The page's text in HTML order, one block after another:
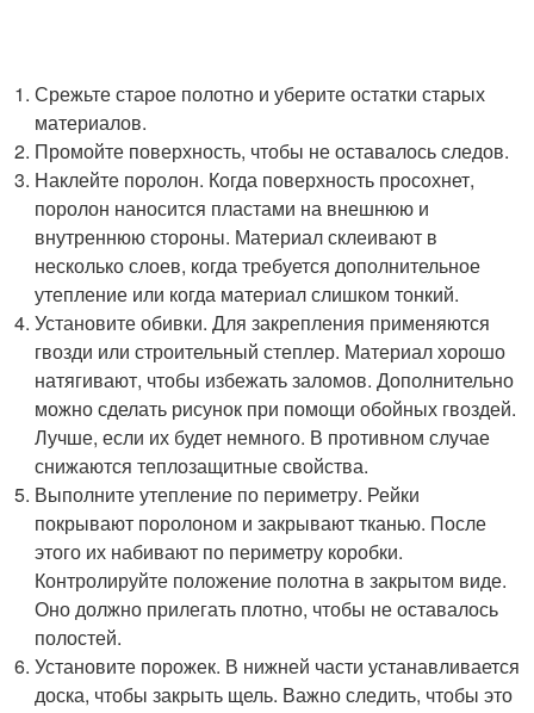
Срежьте старое полотно и уберите остатки старых
материалов.
Промойте поверхность, чтобы не оставалось следов.
Наклейте поролон. Когда поверхность просохнет,
поролон наносится пластами на внешнюю и
внутреннюю стороны. Материал склеивают в
несколько слоев, когда требуется дополнительное
утепление или когда материал слишком тонкий.
Установите обивки. Для закрепления применяются
гвозди или строительный степлер. Материал хорошо
натягивают, чтобы избежать заломов. Дополнительно
можно сделать рисунок при помощи обойных гвоздей.
Лучше, если их будет немного. В противном случае
снижаются теплозащитные свойства.
Выполните утепление по периметру. Рейки
покрывают поролоном и закрывают тканью. После
этого их набивают по периметру коробки.
Контролируйте положение полотна в закрытом виде.
Оно должно прилегать плотно, чтобы не оставалось
полостей.
Установите порожек. В нижней части устанавливается
доска, чтобы закрыть щель. Важно следить, чтобы это